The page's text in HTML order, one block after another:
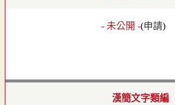
- 未公開 -(申請)
漢簡文字類編